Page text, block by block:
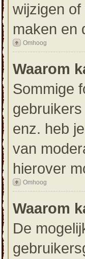
wijzigen
maken en
Omhoog
Waarom
Sommige
enz. heb
van
hierover
Omhoog
Waarom
De